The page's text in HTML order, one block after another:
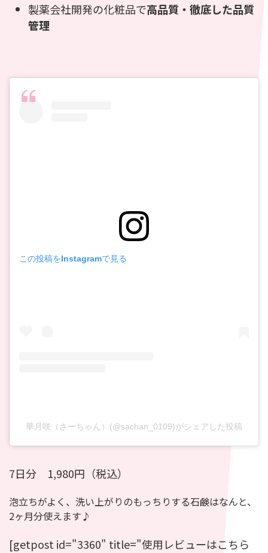
製薬会社開発の化粧品で高品質・徹底した品質
管理
この投稿をInstagramで見る
華月咲（さーちゃん）(@sachan_0109)がシェアした投稿
7日分 1,980円（税込）
泡立ちがよく、洗い上がりのもっちりする石鹸はなんと、
2ヶ月分使えます♪
[getpost id="3360" title="使用レビューはこちら